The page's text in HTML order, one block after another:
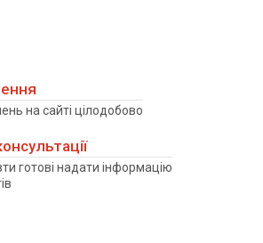
на сайті цілодобово
готові надати інформацію